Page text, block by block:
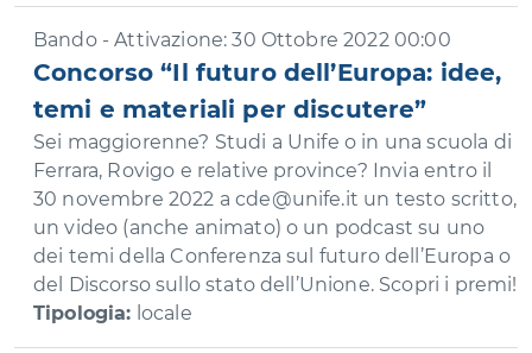
Bando - Attivazione: 30 Ottobre 2022 00:00
Concorso “Il futuro dell’Europa: idee,
temi e materiali per discutere”
Sei maggiorenne? Studi a Unife o in una scuola di
Ferrara, Rovigo e relative province? Invia entro il
30 novembre 2022 a cde@unife.it un testo scritto,
un video (anche animato) o un podcast su uno
dei temi della Conferenza sul futuro dell’Europa o
del Discorso sullo stato dell’Unione. Scopri i premi!
Tipologia: locale